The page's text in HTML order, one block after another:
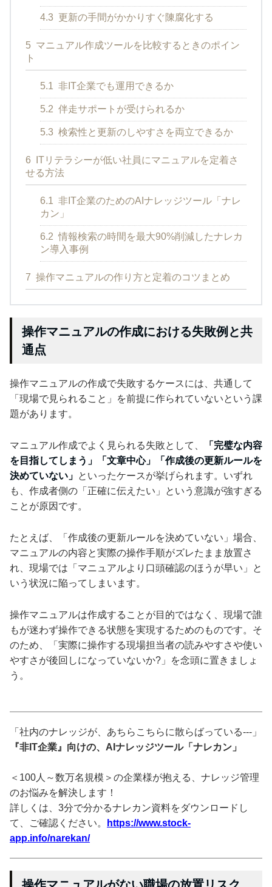
4.3 更新の手間がかかりすぐ陳腐化する
5 マニュアル作成ツールを比較するときのポイン
ト
5.1 非IT企業でも運用できるか
5.2 伴走サポートが受けられるか
5.3 検索性と更新のしやすさを両立できるか
6
ITリテラシーが低い社員にマニュアルを定着さ
せる方法
6.1 非IT企業のためのAIナレッジツール「ナレ
カン」
6.2 情報検索の時間を最大90%削減したナレカ
ン導入事例
7 操作マニュアルの作り方と定着のコツまとめ
操作マニュアルの作成における失敗例と共
通点
操作マニュアルの作成で失敗するケースには、共通して
「現場で見られること」を前提に作られていないという課
題があります。
マニュアル作成でよく見られる失敗として、
「完璧な内容
を目指してしまう」「文章中心」「作成後の更新ルールを
決めていない」 といったケースが挙げられます。いずれ
も、作成者側の「正確に伝えたい」という意識が強すぎる
ことが原因です。
たとえば、「作成後の更新ルールを決めていない」場合、
マニュアルの内容と実際の操作手順がズレたまま放置さ
れ、現場では「マニュアルより口頭確認のほうが早い」と
いう状況に陥ってしまいます。
操作マニュアルは作成することが目的ではなく、現場で誰
もが迷わず操作できる状態を実現するためのものです。そ
のため、「実際に操作する現場担当者の読みやすさや使い
やすさが後回しになっていないか?」を念頭に置きましょ
う。
「社内のナレッジが、あちらこちらに散らばっている---」
『非IT企業』向けの、AIナレッジツール「ナレカン」
＜100人～数万名規模＞の企業様が抱える、ナレッジ管理
のお悩みを解決します！
詳しくは、3分で分かるナレカン資料をダウンロードし
て、ご確認ください。
https://www.stock-
app.info/narekan/